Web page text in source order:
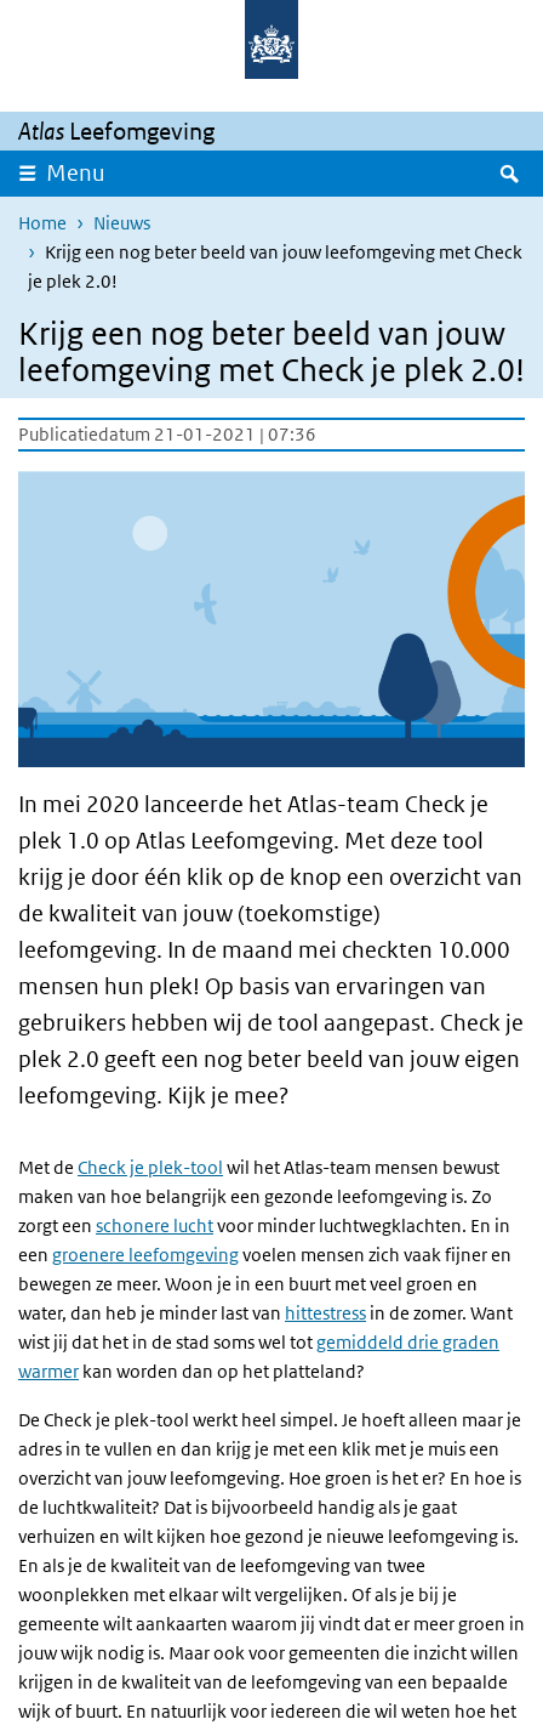
Overslaan en naar de inhoud gaan
Atlas Leefomgeving
Menu
Home
Nieuws
Krijg een nog beter beeld van jouw leefomgeving met Check
je plek 2.0!
Krijg een nog beter beeld van jouw
leefomgeving met Check je plek 2.0!
Publicatiedatum 21-01-2021 | 07:36
In mei 2020 lanceerde het Atlas-team Check je
plek 1.0 op Atlas Leefomgeving. Met deze tool
krijg je door één klik op de knop een overzicht van
de kwaliteit van jouw (toekomstige)
leefomgeving. In de maand mei checkten 10.000
mensen hun plek! Op basis van ervaringen van
gebruikers hebben wij de tool aangepast. Check je
plek 2.0 geeft een nog beter beeld van jouw eigen
leefomgeving. Kijk je mee?
Met de Check je plek-tool wil het Atlas-team mensen bewust
maken van hoe belangrijk een gezonde leefomgeving is. Zo
zorgt een schonere luchtvoor minder luchtwegklachten. En in
een groenere leefomgevingvoelen mensen zich vaak fijner en
bewegen ze meer. Woon je in een buurt met veel groen en
water, dan heb je minder last van hittestress in de zomer. Want
wist jij dat het in de stad soms wel totgemiddeld drie graden
warmer kan worden dan op het platteland?
De Check je plek-tool werkt heel simpel. Je hoeft alleen maar je
adres in te vullen en dan krijg je met een klik met je muis een
overzicht van jouw leefomgeving. Hoe groen is het er? En hoe is
de luchtkwaliteit? Dat is bijvoorbeeld handig als je gaat
verhuizen en wilt kijken hoe gezond je nieuwe leefomgeving is.
En als je de kwaliteit van de leefomgeving van twee
woonplekken met elkaar wilt vergelijken. Of als je bij je
gemeente wilt aankaarten waarom jij vindt dat er meer groen in
jouw wijk nodig is. Maar ook voor gemeenten die inzicht willen
krijgen in de kwaliteit van de leefomgeving van een bepaalde
wijk of buurt. En natuurlijk voor iedereen die wil weten hoe het